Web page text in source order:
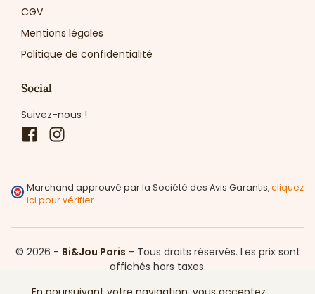
CGV
Mentions légales
Politique de confidentialité
Social
Suivez-nous !
Facebook
Marchand approuvé par la Société des Avis Garantis,cliquez
ici pour vérifier.
© 2026 - Bi&Jou Paris - Tous droits réservés. Les prix sont
affichés hors taxes.